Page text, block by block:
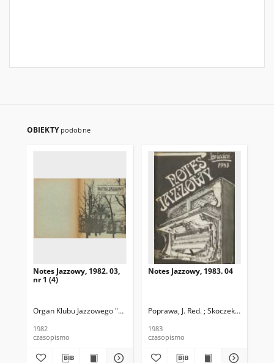
OBIEKTY podobne
Notes Jazzowy, 1982. 03,
nr 1 (4)
Organ Klubu Jazzowego "Rotunda" Skoczek, T. Red.
1982
czasopismo
Notes Jazzowy, 1983. 04
Poprawa, J. Red. ; Skoczek T. Red.
1983
czasopismo